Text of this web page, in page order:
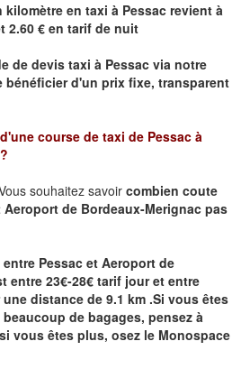
kilomètre en taxi à Pessac revient à
2.60 € en tarif de nuit
de devis taxi à Pessac via notre
bénéficier d'un prix fixe, transparent
course de taxi de Pessac à
?
souhaitez savoir combien coute
Aeroport de Bordeaux-Merignac pas
Pessac et Aeroport de
entre 23€-28€ tarif jour et entre
distance de 9.1 km .Si vous êtes
de bagages, pensez à
vous êtes plus, osez le Monospace